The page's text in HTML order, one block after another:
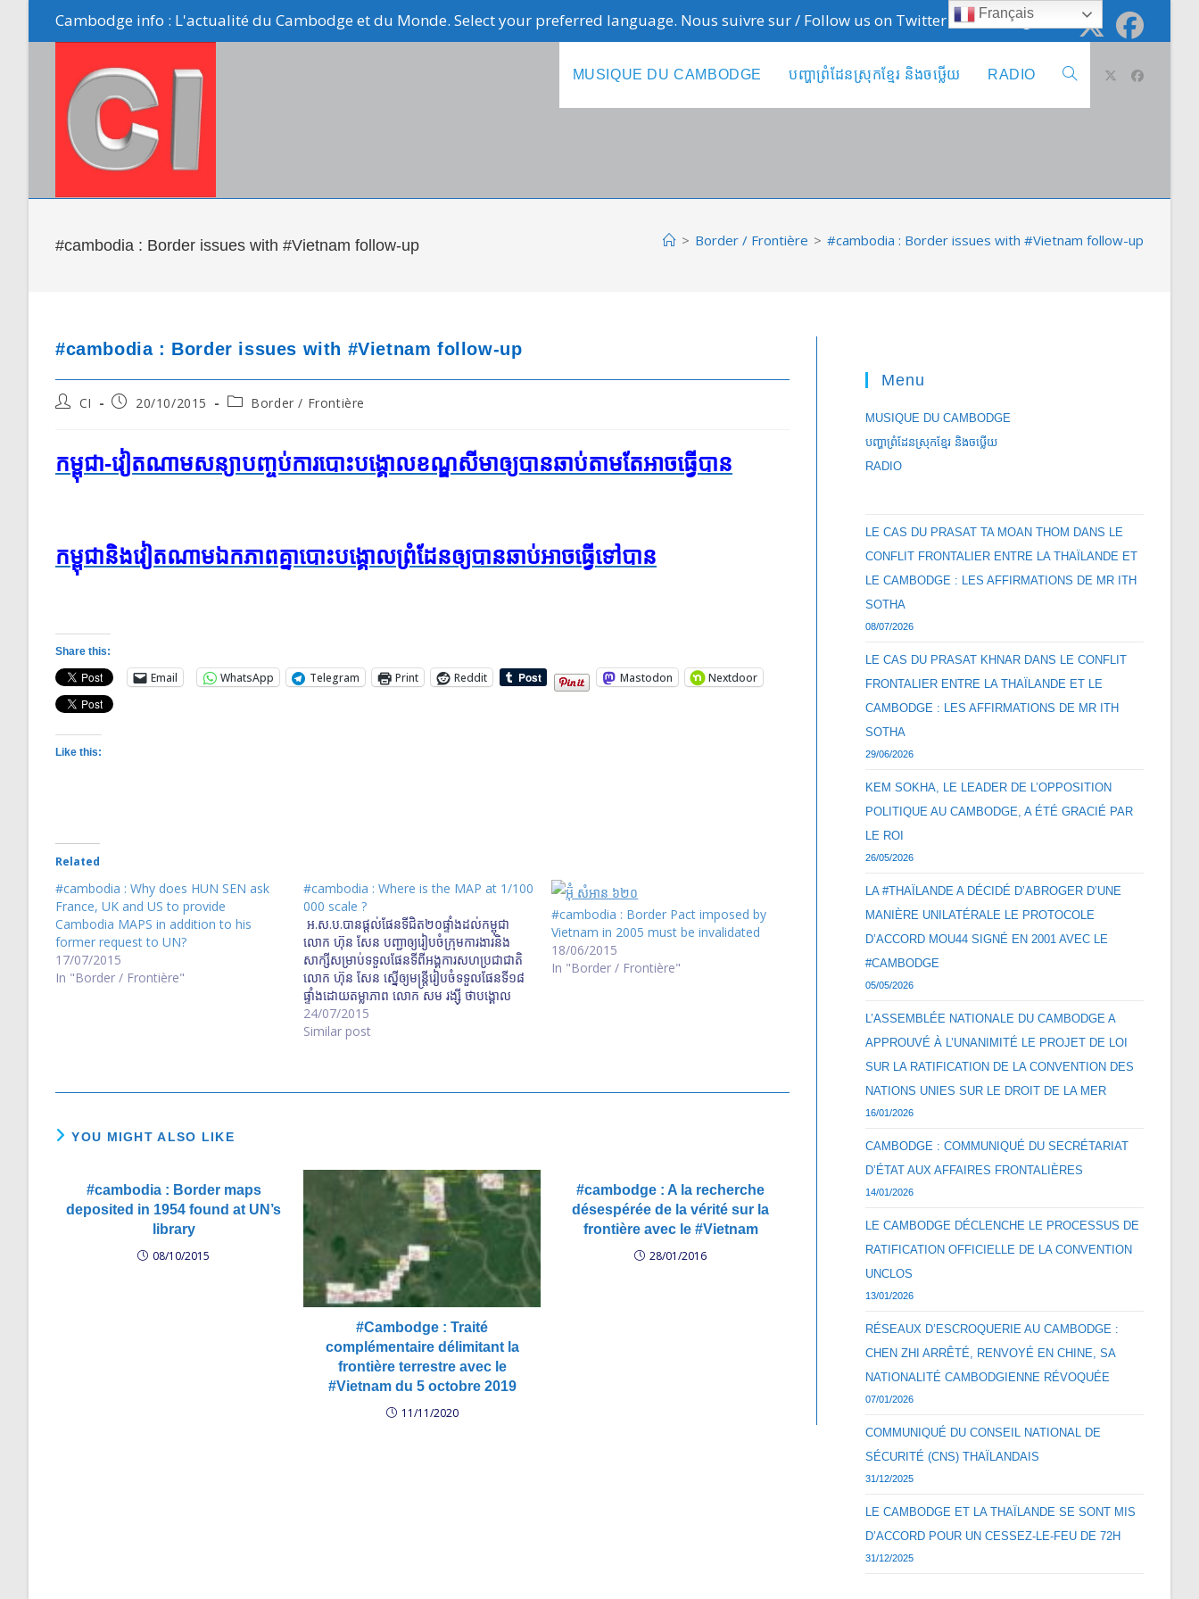
Cambodge info : L'actualité du Cambodge et du Monde. Select your preferred language. Nous suivre sur / Follow us on Twitter @cambodge_info
MUSIQUE DU CAMBODGE បញ្ហាព្រំដែនស្រុកខ្មែរ និងចឞ្លើយ RADIO Toggle
#cambodia : Border issues with #Vietnam follow-up > Border / Frontière > #cambodia : Border issues with #Vietnam follow-up
#cambodia : Border issues with #Vietnam follow-up
PostCI
Post20/10/2015
PostBorder / Frontière
កម្ពុជា-វៀតណាម​សន្យា​បញ្ចប់​ការ​បោះ​បង្គោល​ខណ្ឌ​សីមា​ឲ្យ​បាន​ឆាប់​តាម​តែ​អាច​ធ្វើ​បាន
កម្ពុជា​និង​វៀតណាម​ឯកភាពគ្នា​បោះ​បង្គោល​ព្រំដែន​​ឲ្យ​បាន​ឆាប់​អាច​ធ្វើ​ទៅ​បាន
Share this:
Email WhatsApp Telegram Print Reddit Mastodon Nextdoor
Like this:
Related
#cambodia : Why does HUN SEN ask
France, UK and US to provide
Cambodia MAPS in addition to his
former request to UN?
17/07/2015
In "Border / Frontière"
#cambodia : Where is the MAP at 1/100
000 scale ?
​ អ.ស.ប.​បាន​ផ្តល់​ផែន​ទី​ជិត​២០​ផ្ទាំង​ដល់​កម្ពុជា
លោក ហ៊ុន សែន បញ្ជា​ឲ្យ​រៀបចំ​ក្រុមការងារនិង​
សាក្សី​សម្រាប់​ទទួល​ផែនទី​ពី​អង្គការសហប្រជាជាតិ​
លោក ហ៊ុន សែន ស្នើ​ឲ្យ​មន្ត្រី​រៀប​ចំ​ទទួល​ផែន​ទី​១៨​
ផ្ទាំង​ដោយ​តម្លាភាព លោក សម រង្ស៊ី ថា​បង្គោល​
ព្រំដែន​ដែល​បោះ​រួច​ធ្វើ​តាម​ផែនទីខេត្តនីមួយៗ​របស់​
វៀតណាម​​
Government-urges-Sam-Raingsy-to-
show-his-map-purchased-from-France-
07232015090210.html/yo.mp3 ​អ្នក​វិភាគ​
ថា កម្ពុជា​នឹង​បាត់​ដី​តាម​ព្រំដែន បើ​អង្គការសហប្រជា
ជាតិរ​ក​ផែនទី​ពិត​មិន​ឃើញ​​
http://vodhotnews.com/media/sounds/
150721-vod-samean-d-pol-analys-cam-
will-lost-land-if-un-cant-find-cam-map-
01-2015-07-21.mp3 លោក សម រង្ស៊ី ត្រៀម​
បង្ហាញ​ឯកសារ​ជម្លោះ​ព្រំដែន​វៀតណាម​ជូន​
រដ្ឋាភិបាល ប្រតិកម្ម​រហ័ស​រិះគន់​មេបក្ស​ប្រឆាំង
រដ្ឋាភិបាលទាមទារឲ្យលោក សម រង្ស៊ី បង្ហាញផែនទី
កម្ពុជាដែលទិញពីបារាំងជាសាធារណៈ​
24/07/2015
Similar post
#cambodia : Border Pact imposed by
Vietnam in 2005 must be invalidated
18/06/2015
In "Border / Frontière"
YOU MIGHT ALSO LIKE
#cambodia : Border maps
deposited in 1954 found at UN’s
library
08/10/2015
#Cambodge : Traité
complémentaire délimitant la
frontière terrestre avec le
#Vietnam du 5 octobre 2019
11/11/2020
#cambodge : A la recherche
désespérée de la vérité sur la
frontière avec le #Vietnam
28/01/2016
Menu
MUSIQUE DU CAMBODGE
បញ្ហាព្រំដែនស្រុកខ្មែរ និងចឞ្លើយ
RADIO
LE CAS DU PRASAT TA MOAN THOM DANS LE
CONFLIT FRONTALIER ENTRE LA THAÏLANDE ET
LE CAMBODGE : LES AFFIRMATIONS DE MR ITH
SOTHA
08/07/2026
LE CAS DU PRASAT KHNAR DANS LE CONFLIT
FRONTALIER ENTRE LA THAÏLANDE ET LE
CAMBODGE : LES AFFIRMATIONS DE MR ITH
SOTHA
29/06/2026
KEM SOKHA, LE LEADER DE L’OPPOSITION
POLITIQUE AU CAMBODGE, A ÉTÉ GRACIÉ PAR
LE ROI
26/05/2026
LA #THAÏLANDE A DÉCIDÉ D’ABROGER D’UNE
MANIÈRE UNILATÉRALE LE PROTOCOLE
D’ACCORD MOU44 SIGNÉ EN 2001 AVEC LE
#CAMBODGE
05/05/2026
L’ASSEMBLÉE NATIONALE DU CAMBODGE A
APPROUVÉ À L’UNANIMITÉ LE PROJET DE LOI
SUR LA RATIFICATION DE LA CONVENTION DES
NATIONS UNIES SUR LE DROIT DE LA MER
16/01/2026
CAMBODGE : COMMUNIQUÉ DU SECRÉTARIAT
D’ÉTAT AUX AFFAIRES FRONTALIÈRES
14/01/2026
LE CAMBODGE DÉCLENCHE LE PROCESSUS DE
RATIFICATION OFFICIELLE DE LA CONVENTION
UNCLOS
13/01/2026
RÉSEAUX D’ESCROQUERIE AU CAMBODGE :
CHEN ZHI ARRÊTÉ, RENVOYÉ EN CHINE, SA
NATIONALITÉ CAMBODGIENNE RÉVOQUÉE
07/01/2026
COMMUNIQUÉ DU CONSEIL NATIONAL DE
SÉCURITÉ (CNS) THAÏLANDAIS
31/12/2025
LE CAMBODGE ET LA THAÏLANDE SE SONT MIS
D’ACCORD POUR UN CESSEZ-LE-FEU DE 72H
31/12/2025
Français